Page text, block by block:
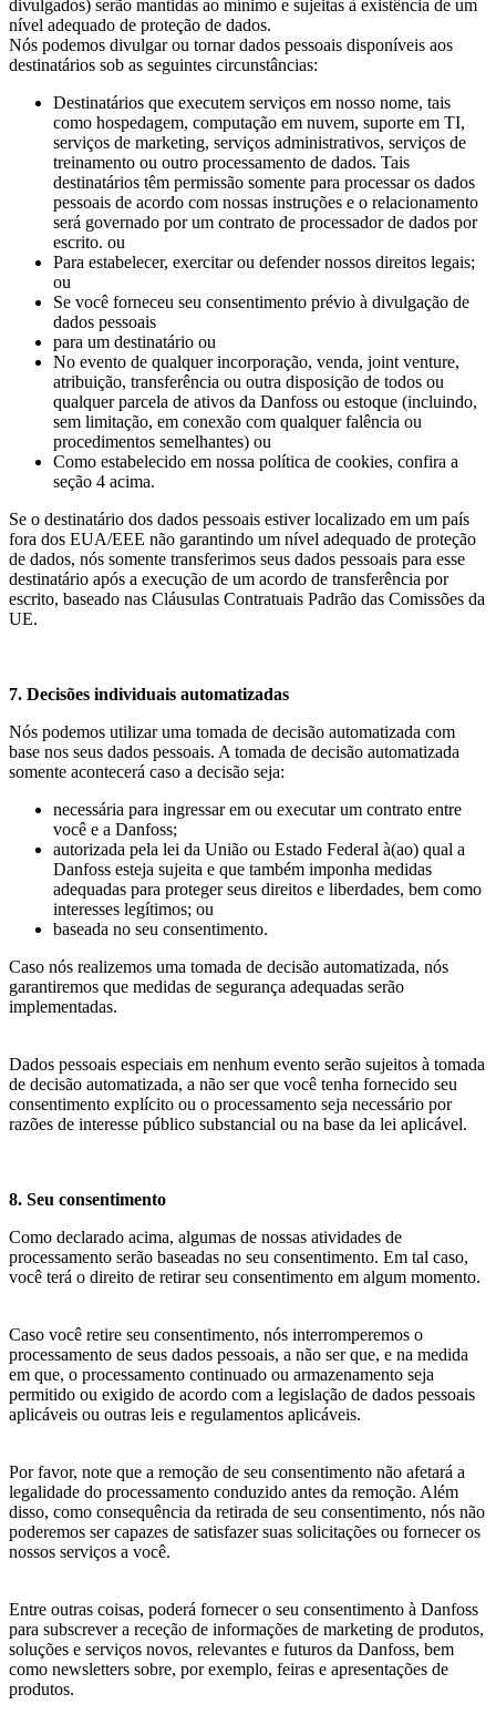
divulgados) serão mantidas ao mínimo e sujeitas à existência de um
nível adequado de proteção de dados.
Nós podemos divulgar ou tornar dados pessoais disponíveis aos
destinatários sob as seguintes circunstâncias:
Destinatários que executem serviços em nosso nome, tais
como hospedagem, computação em nuvem, suporte em TI,
serviços de marketing, serviços administrativos, serviços de
treinamento ou outro processamento de dados. Tais
destinatários têm permissão somente para processar os dados
pessoais de acordo com nossas instruções e o relacionamento
será governado por um contrato de processador de dados por
escrito. ou
Para estabelecer, exercitar ou defender nossos direitos legais;
ou
Se você forneceu seu consentimento prévio à divulgação de
dados pessoais
para um destinatário ou
No evento de qualquer incorporação, venda, joint venture,
atribuição, transferência ou outra disposição de todos ou
qualquer parcela de ativos da Danfoss ou estoque (incluindo,
sem limitação, em conexão com qualquer falência ou
procedimentos semelhantes) ou
Como estabelecido em nossa política de cookies, confira a
seção 4 acima.
Se o destinatário dos dados pessoais estiver localizado em um país
fora dos EUA/EEE não garantindo um nível adequado de proteção
de dados, nós somente transferimos seus dados pessoais para esse
destinatário após a execução de um acordo de transferência por
escrito, baseado nas Cláusulas Contratuais Padrão das Comissões da
UE.
7. Decisões individuais automatizadas
Nós podemos utilizar uma tomada de decisão automatizada com
base nos seus dados pessoais. A tomada de decisão automatizada
somente acontecerá caso a decisão seja:
necessária para ingressar em ou executar um contrato entre
você e a Danfoss;
autorizada pela lei da União ou Estado Federal à(ao) qual a
Danfoss esteja sujeita e que também imponha medidas
adequadas para proteger seus direitos e liberdades, bem como
interesses legítimos; ou
baseada no seu consentimento.
Caso nós realizemos uma tomada de decisão automatizada, nós
garantiremos que medidas de segurança adequadas serão
implementadas.
Dados pessoais especiais em nenhum evento serão sujeitos à tomada
de decisão automatizada, a não ser que você tenha fornecido seu
consentimento explícito ou o processamento seja necessário por
razões de interesse público substancial ou na base da lei aplicável.
8. Seu consentimento
Como declarado acima, algumas de nossas atividades de
processamento serão baseadas no seu consentimento. Em tal caso,
você terá o direito de retirar seu consentimento em algum momento.
Caso você retire seu consentimento, nós interromperemos o
processamento de seus dados pessoais, a não ser que, e na medida
em que, o processamento continuado ou armazenamento seja
permitido ou exigido de acordo com a legislação de dados pessoais
aplicáveis ou outras leis e regulamentos aplicáveis.
Por favor, note que a remoção de seu consentimento não afetará a
legalidade do processamento conduzido antes da remoção. Além
disso, como consequência da retirada de seu consentimento, nós não
poderemos ser capazes de satisfazer suas solicitações ou fornecer os
nossos serviços a você.
Entre outras coisas, poderá fornecer o seu consentimento à Danfoss
para subscrever a receção de informações de marketing de produtos,
soluções e serviços novos, relevantes e futuros da Danfoss, bem
como newsletters sobre, por exemplo, feiras e apresentações de
produtos.